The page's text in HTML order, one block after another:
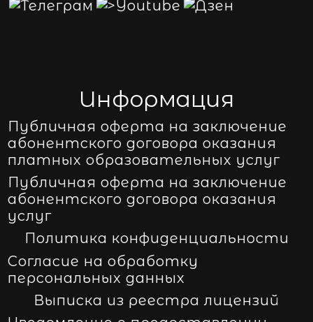
Информация
Публичная оферта на заключение
абонентского договора оказания
платных образовательных услуг
Публичная оферта на заключение
абонентского договора оказания
услуг
Политика конфиденциальности
Согласие на обработку
персональных данных
Выписка из реестра лицензий